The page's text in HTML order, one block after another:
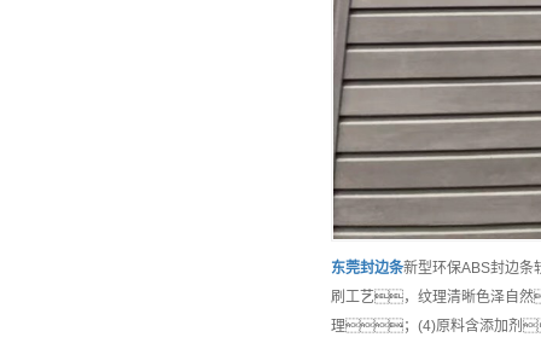
东莞封边条新型环保ABS封边
刷工艺，纹理清晰色泽自
理；(4)原料含添加剂